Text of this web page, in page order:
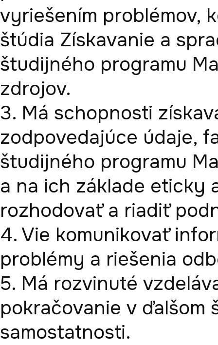
vyriešením problémov,
štúdia Získavanie a
študijného programu
zdrojov.
3. Má schopnosti
zodpovedajúce údaje,
študijného programu
a na ich základe eticky
rozhodovať a riadiť
4. Vie komunikovať
problémy a riešenia
5. Má rozvinuté
pokračovanie v ďalšom
samostatnosti.